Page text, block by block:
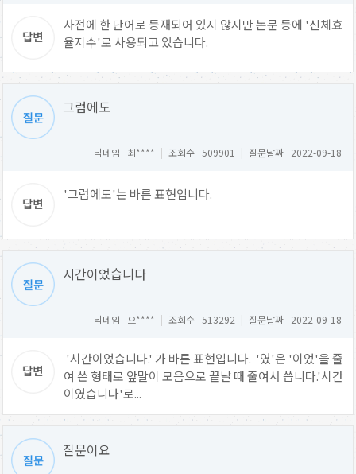
사전에 한 단어로 등재되어 있지 않지만 논문 등에 '신체효
율지수'로 사용되고 있습니다.
그럼에도
닉네임 최**** | 조회수 509901 | 질문날짜 2022-09-18
'그럼에도'는 바른 표현입니다.
시간이었습니다
닉네임 으**** | 조회수 513292 | 질문날짜 2022-09-18
'시간이었습니다.' 가 바른 표현입니다. '였'은 '이었'을 줄
여 쓴 형태로 앞말이 모음으로 끝날 때 줄여서 씁니다.'시간
이였습니다'로...
질문이요